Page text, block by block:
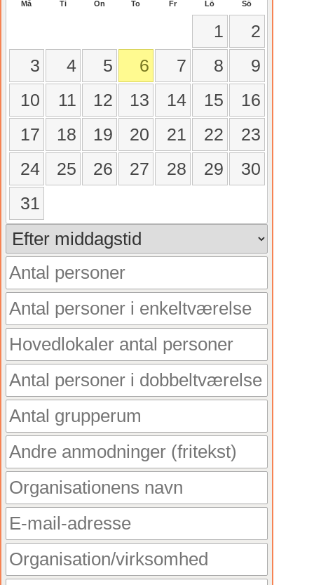
Må Ti On To Fr Lö Sö
1
2
3
4 5 6 7 8
9
10
11 12 13 14 15
16
17
18 19 20 21 22
23
24
25 26 27 28 29
30
31